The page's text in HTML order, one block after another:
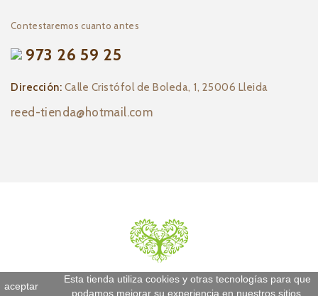
Contestaremos cuanto antes
973 26 59 25
Dirección: Calle Cristófol de Boleda, 1, 25006 Lleida
reed-tienda@hotmail.com
aceptar
Esta tienda utiliza cookies y otras tecnologías para que
podamos mejorar su experiencia en nuestros sitios.